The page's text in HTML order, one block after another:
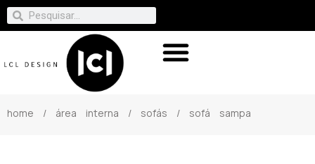
home / área interna / sofás / sofá sampa